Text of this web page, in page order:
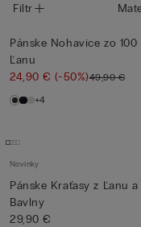
Filtr
Pánske Nohavice zo 100
Ľanu
24,90 €(-50%)49,90 €
+4
Novinky
Pánske Kraťasy z Ľanu a
Bavlny
29,90 €